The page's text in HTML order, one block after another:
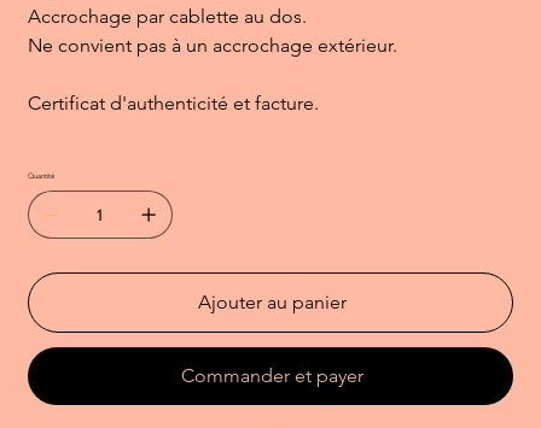
Accrochage par cablette au dos.
Ne convient pas à un accrochage extérieur.
Certificat d'authenticité et facture.
Quantité
Ajouter au panier
Commander et payer